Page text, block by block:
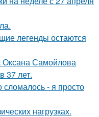
легенды остаются
Оксана Самойлова
37 лет.
сломалось - я просто
нагрузках.